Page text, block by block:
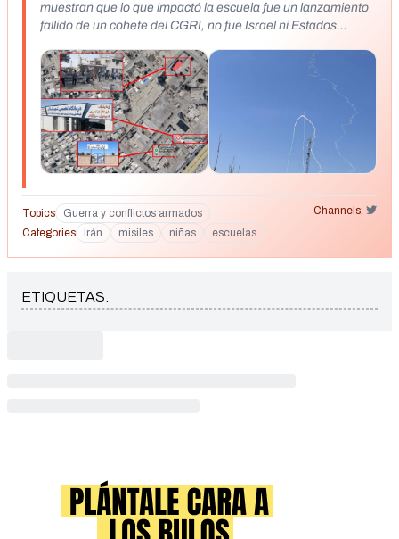
muestran que lo que impactó la escuela fue un lanzamiento
fallido de un cohete del CGRI, no fue Israel ni Estados
Iran claims was hit by America: Footage shows whatever hit
the school was a failed rocket launch from IRGC, it wasn’t
Israel or US. Analysis of the area shows the school is in a
middle of a military area full of IRGC bases.
https://x.com/Tarikh_Eran/status/2027784301840846939?
s=20
Topics Guerra y conflictos armados
Channels:
Categories
Irán misiles niñas escuelas
ETIQUETAS: